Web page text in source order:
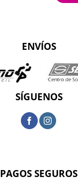
ENVÍOS
SÍGUENOS
PAGOS SEGUROS